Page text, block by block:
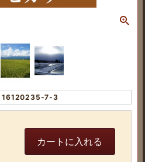
16120235-7-3
カートに入れる